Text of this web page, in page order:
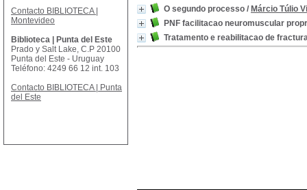
O segundo processo / Márcio Túlio
PNF facilitacao neuromuscular
Tratamento e reabilitacao de
Contacto BIBLIOTECA |
Montevideo
Biblioteca | Punta del Este
Prado y Salt Lake, C.P 20100
Punta del Este - Uruguay
Teléfono: 4249 66 12 int. 103
Contacto BIBLIOTECA | Punta
del Este